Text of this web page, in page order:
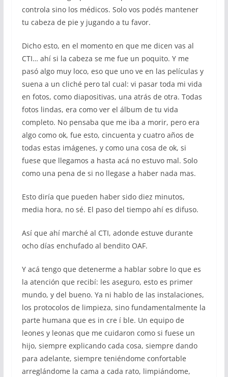
controla sino los médicos. Solo vos podés mantener
tu cabeza de pie y jugando a tu favor.
Dicho esto, en el momento en que me dicen vas al
CTI… ahí si la cabeza se me fue un poquito. Y me
pasó algo muy loco, eso que uno ve en las películas y
suena a un cliché pero tal cual: vi pasar toda mi vida
en fotos, como diapositivas, una atrás de otra. Todas
fotos lindas, era como ver el álbum de tu vida
completo. No pensaba que me iba a morir, pero era
algo como ok, fue esto, cincuenta y cuatro años de
todas estas imágenes, y como una cosa de ok, si
fuese que llegamos a hasta acá no estuvo mal. Solo
como una pena de si no llegase a haber nada mas.
Esto diría que pueden haber sido diez minutos,
media hora, no sé. El paso del tiempo ahí es difuso.
Así que ahí marché al CTI, adonde estuve durante
ocho días enchufado al bendito OAF.
Y acá tengo que detenerme a hablar sobre lo que es
la atención que recibí: les aseguro, esto es primer
mundo, y del bueno. Ya ni hablo de las instalaciones,
los protocolos de limpieza, sino fundamentalmente la
parte humana que es in cre í ble. Un equipo de
leones y leonas que me cuidaron como si fuese un
hijo, siempre explicando cada cosa, siempre dando
para adelante, siempre teniéndome confortable
arreglándome la cama a cada rato, limpiándome,